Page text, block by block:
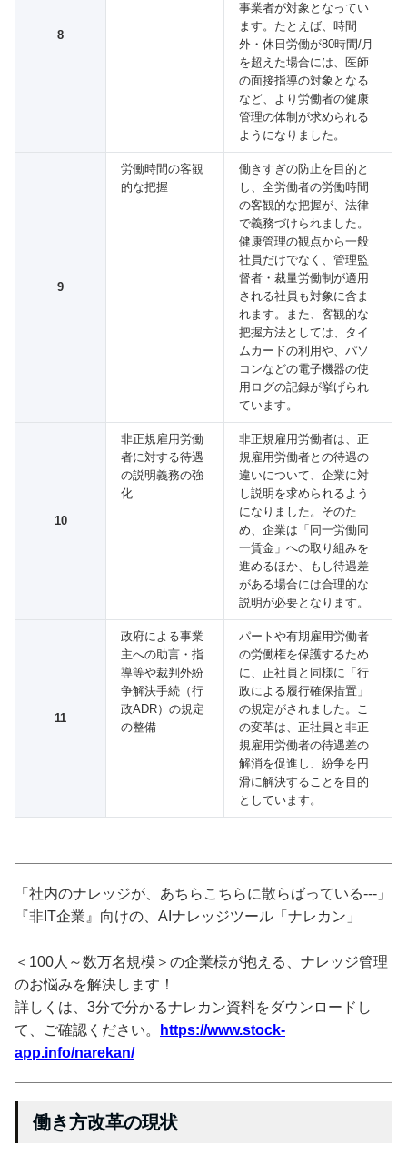
8
事業者が対象となってい
ます。たとえば、時間
外・休日労働が80時間/月
を超えた場合には、医師
の面接指導の対象となる
など、より労働者の健康
管理の体制が求められる
ようになりました。
9
労働時間の客観
的な把握
働きすぎの防止を目的と
し、全労働者の労働時間
の客観的な把握が、法律
で義務づけられました。
健康管理の観点から一般
社員だけでなく、管理監
督者・裁量労働制が適用
される社員も対象に含ま
れます。また、客観的な
把握方法としては、タイ
ムカードの利用や、パソ
コンなどの電子機器の使
用ログの記録が挙げられ
ています。
10
非正規雇用労働
者に対する待遇
の説明義務の強
化
非正規雇用労働者は、正
規雇用労働者との待遇の
違いについて、企業に対
し説明を求められるよう
になりました。そのた
め、企業は「同一労働同
一賃金」への取り組みを
進めるほか、もし待遇差
がある場合には合理的な
説明が必要となります。
11
政府による事業
主への助言・指
導等や裁判外紛
争解決手続（行
政ADR）の規定
の整備
パートや有期雇用労働者
の労働権を保護するため
に、正社員と同様に「行
政による履行確保措置」
の規定がされました。こ
の変革は、正社員と非正
規雇用労働者の待遇差の
解消を促進し、紛争を円
滑に解決することを目的
としています。
「社内のナレッジが、あちらこちらに散らばっている---」
『非IT企業』向けの、AIナレッジツール「ナレカン」
＜100人～数万名規模＞の企業様が抱える、ナレッジ管理
のお悩みを解決します！
詳しくは、3分で分かるナレカン資料をダウンロードし
て、ご確認ください。
https://www.stock-
app.info/narekan/
働き方改革の現状